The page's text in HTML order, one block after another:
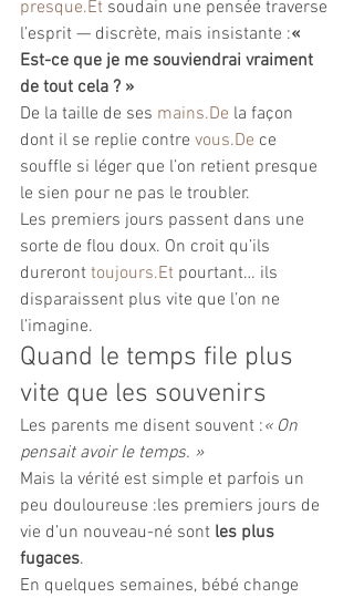
presque.Et soudain une pensée traverse
l’esprit — discrète, mais insistante :«
Est-ce que je me souviendrai vraiment
de tout cela ? »
De la taille de ses mains.De la façon
dont il se replie contre vous.De ce
souffle si léger que l’on retient presque
le sien pour ne pas le troubler.
Les premiers jours passent dans une
sorte de flou doux. On croit qu’ils
dureront toujours.Et pourtant… ils
disparaissent plus vite que l’on ne
l’imagine.
Quand le temps file plus
vite que les souvenirs
Les parents me disent souvent :« On
pensait avoir le temps. »
Mais la vérité est simple et parfois un
peu douloureuse :les premiers jours de
vie d’un nouveau-né sont les plus
fugaces.
En quelques semaines, bébé change